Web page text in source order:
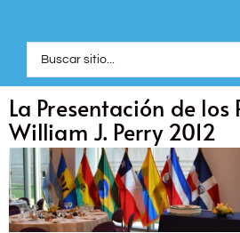
La Presentación de los
William J. Perry 2012